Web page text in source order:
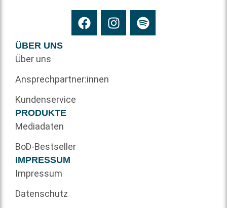
ÜBER UNS
Über uns
Ansprechpartner:innen
Kundenservice
PRODUKTE
Mediadaten
BoD-Bestseller
IMPRESSUM
Impressum
Datenschutz